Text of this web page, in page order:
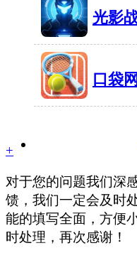
光影
49MB 有627人在玩
口袋
+
对于您的问题我们深
馈，我们一定会及时
能的填写全面，方便
时处理，再次感谢！